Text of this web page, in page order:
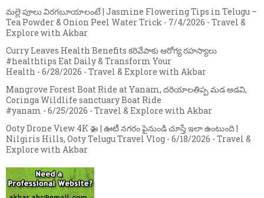
మల్లె పూలు విరగబూయాలంటే | Jasmine Flowering Tips in Telugu –
Tea Powder & Onion Peel Water Trick - 7/4/2026 - Travel &
Explore with Akbar
Curry Leaves Health Benefits కరివేపాకు ఆరోగ్య రహస్యాలు
#healthtips Eat Daily & Transform Your
Health - 6/28/2026 - Travel & Explore with Akbar
Mangrove Forest Boat Ride at Yanam, దరియాలతిప్ప మడ అడవి,
Coringa Wildlife sanctuary Boat Ride
#yanam - 6/25/2026 - Travel & Explore with Akbar
Ooty Drone View 4K 🚁 | ఊటీ నగరం పైనుండి చూస్తే ఇలా ఉంటుంది |
Nilgiris Hills, Ooty Telugu Travel Vlog - 6/18/2026 - Travel &
Explore with Akbar